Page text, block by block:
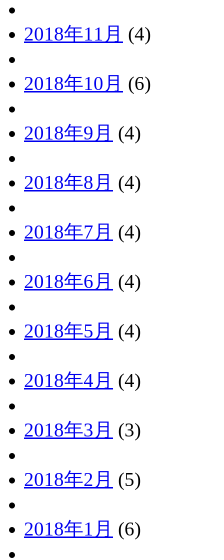
2018年11月 (4)
2018年10月 (6)
2018年9月 (4)
2018年8月 (4)
2018年7月 (4)
2018年6月 (4)
2018年5月 (4)
2018年4月 (4)
2018年3月 (3)
2018年2月 (5)
2018年1月 (6)